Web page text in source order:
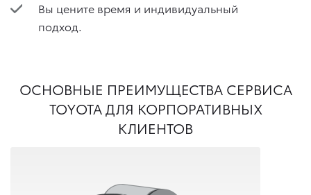
Вы цените время и индивидуальный
подход.
ОСНОВНЫЕ ПРЕИМУЩЕСТВА СЕРВИСА
TOYOTA ДЛЯ КОРПОРАТИВНЫХ
КЛИЕНТОВ